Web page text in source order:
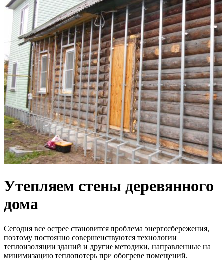
Утепляем стены деревянного
дома
Сегодня все острее становится проблема энергосбережения,
поэтому постоянно совершенствуются технологии
теплоизоляции зданий и другие методики, направленные на
минимизацию теплопотерь при обогреве помещений.